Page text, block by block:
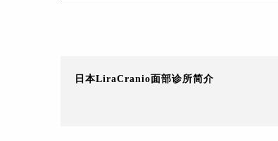
日本LiraCranio面部诊所简介